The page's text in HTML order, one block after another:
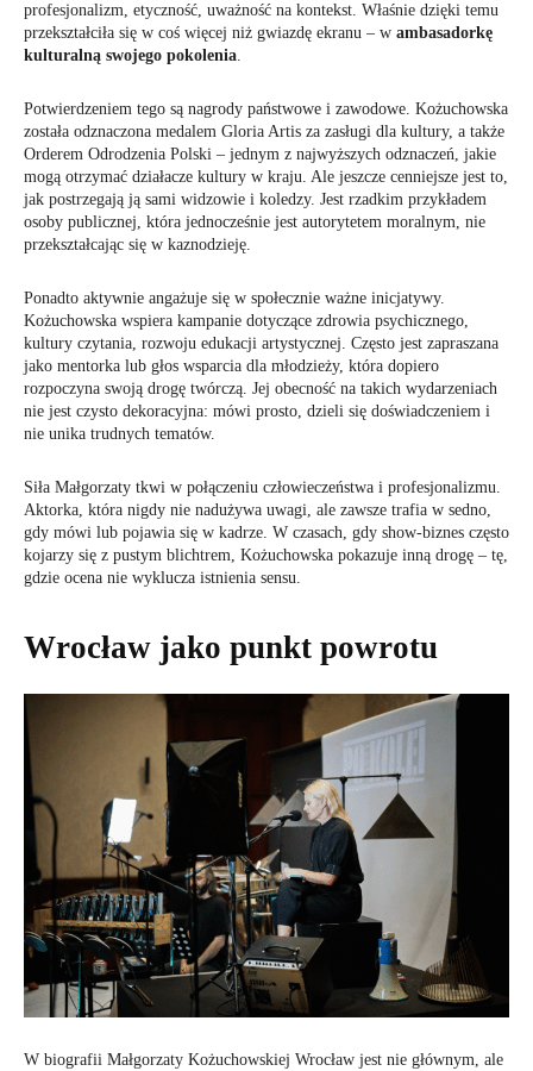
profesjonalizm, etyczność, uważność na kontekst. Właśnie dzięki temu
przekształciła się w coś więcej niż gwiazdę ekranu – w ambasadorkę
kulturalną swojego pokolenia
Potwierdzeniem tego są nagrody państwowe i zawodowe. Kożuchowska
została odznaczona medalem Gloria Artis za zasługi dla kultury, a także
Orderem Odrodzenia Polski – jednym z najwyższych odznaczeń, jakie
mogą otrzymać działacze kultury w kraju. Ale jeszcze cenniejsze jest to,
jak postrzegają ją sami widzowie i koledzy. Jest rzadkim przykładem
osoby publicznej, która jednocześnie jest autorytetem moralnym, nie
przekształcając się w kaznodzieję.
Ponadto aktywnie angażuje się w społecznie ważne inicjatywy.
Kożuchowska wspiera kampanie dotyczące zdrowia psychicznego,
kultury czytania, rozwoju edukacji artystycznej. Często jest zapraszana
jako mentorka lub głos wsparcia dla młodzieży, która dopiero
rozpoczyna swoją drogę twórczą. Jej obecność na takich wydarzeniach
nie jest czysto dekoracyjna: mówi prosto, dzieli się doświadczeniem i
nie unika trudnych tematów.
Siła Małgorzaty tkwi w połączeniu człowieczeństwa i profesjonalizmu.
Aktorka, która nigdy nie nadużywa uwagi, ale zawsze trafia w sedno,
gdy mówi lub pojawia się w kadrze. W czasach, gdy show-biznes często
kojarzy się z pustym blichtrem, Kożuchowska pokazuje inną drogę – tę,
gdzie ocena nie wyklucza istnienia sensu.
Wrocław jako punkt powrotu
W biografii Małgorzaty Kożuchowskiej Wrocław jest nie głównym, ale